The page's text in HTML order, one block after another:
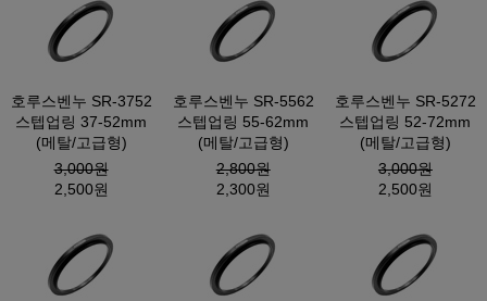
호루스벤누 SR-3752
스텝업링 37-52mm
(메탈/고급형)
3,000원
2,500원
호루스벤누 SR-5562
스텝업링 55-62mm
(메탈/고급형)
2,800원
2,300원
호루스벤누 SR-5272
스텝업링 52-72mm
(메탈/고급형)
3,000원
2,500원